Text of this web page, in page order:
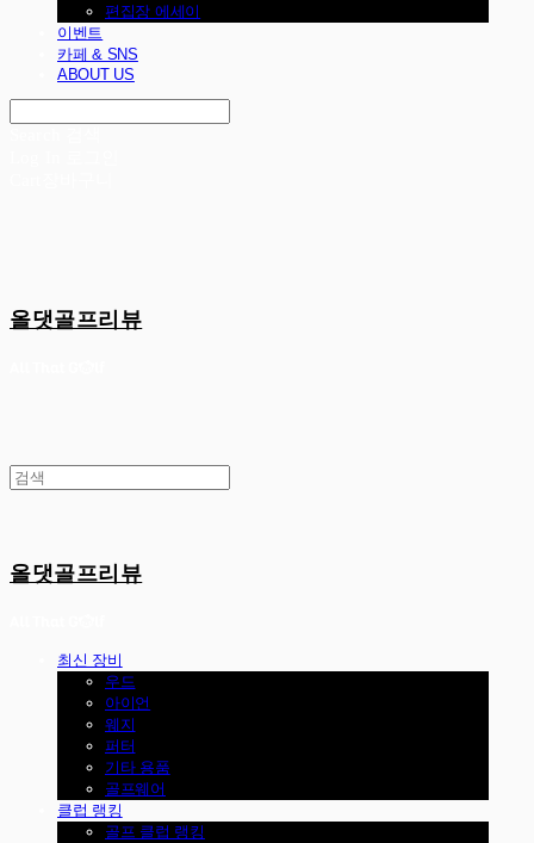
편집장 에세이
이벤트
카페 & SNS
ABOUT US
올댓골프리뷰
올댓골프리뷰
최신 장비
우드
아이언
웨지
퍼터
기타 용품
골프웨어
클럽 랭킹
골프 클럽 랭킹